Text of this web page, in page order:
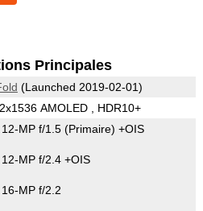
Principales
(Launched 2019-02-01)
AMOLED , HDR10+
MP f/1.5 (Primaire) +OIS
MP f/2.4 +OIS
MP f/2.2